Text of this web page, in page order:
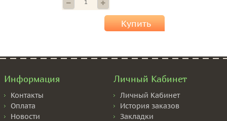
Купить
Информация
Контакты
Оплата
Новости
Личный Кабинет
Личный Кабинет
История заказов
Закладки